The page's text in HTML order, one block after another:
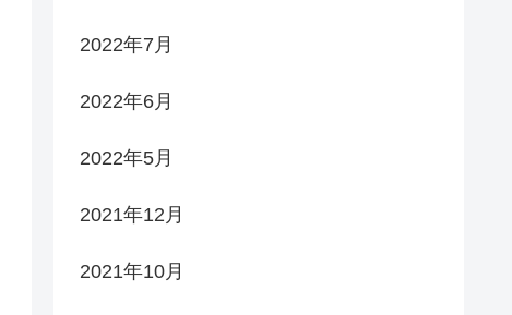
2022年7月
2022年6月
2022年5月
2021年12月
2021年10月